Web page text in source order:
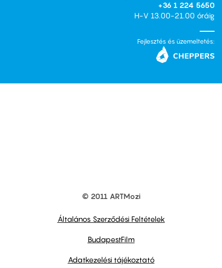
+36 1 224 5650
H-V 13.00-21.00 óráig
Fejlesztés és üzemeltetés:
© 2011 ARTMozi
Általános Szerződési Feltételek
BudapestFilm
Adatkezelési tájékoztató